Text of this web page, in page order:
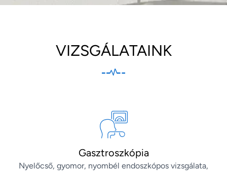
VIZSGÁLATAINK
Gasztroszkópia
Nyelőcső, gyomor, nyombél endoszkópos vizsgálata,